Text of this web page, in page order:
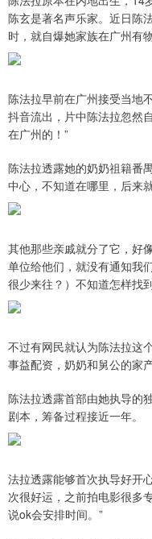
陈玄是著名声乐家。近日陈
时，就自爆她家族在广州有
陈法拉早前在广州接受当地
抖音流出，片中陈法拉忽然
在广州的！”
陈法拉透露她的奶奶祖籍番
中心，不知道在哪里，后来
其他那些亲戚就分了它，好
单位给他们，就没有通知我
很少来往？）不知道怎样找
不过有网民就认为陈法拉这
事益配资，奶奶和舅公的家
陈法拉透露首部由她执导的
剧本，筹备过程接近一年。
法拉透露能够首次执导好开
次很好运，之前拍电影很多
说ok会安排时间。”